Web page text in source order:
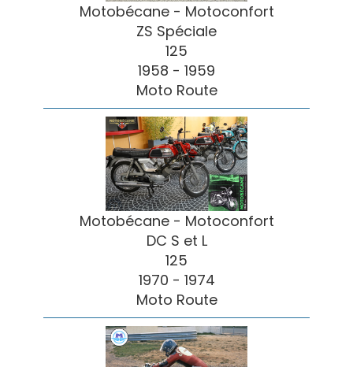
Motobécane - Motoconfort
ZS Spéciale
125
1958 - 1959
Moto Route
Motobécane - Motoconfort
DC S et L
125
1970 - 1974
Moto Route